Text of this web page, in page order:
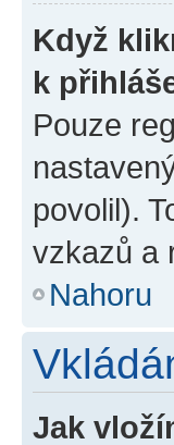
Když
k
Pouze
povolil).
vzkazů a
Nahoru
Jak